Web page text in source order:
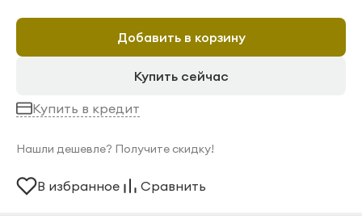
Добавить в корзину
Купить сейчас
Купить в кредит
Нашли дешевле? Получите скидку!
В избранное Сравнить